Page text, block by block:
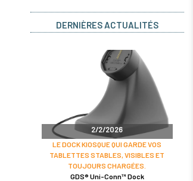
DERNIÈRES ACTUALITÉS
2/2/2026
LE DOCK KIOSQUE QUI GARDE VOS
TABLETTES STABLES, VISIBLES ET
TOUJOURS CHARGÉES.
GDS® Uni-Conn™ Dock